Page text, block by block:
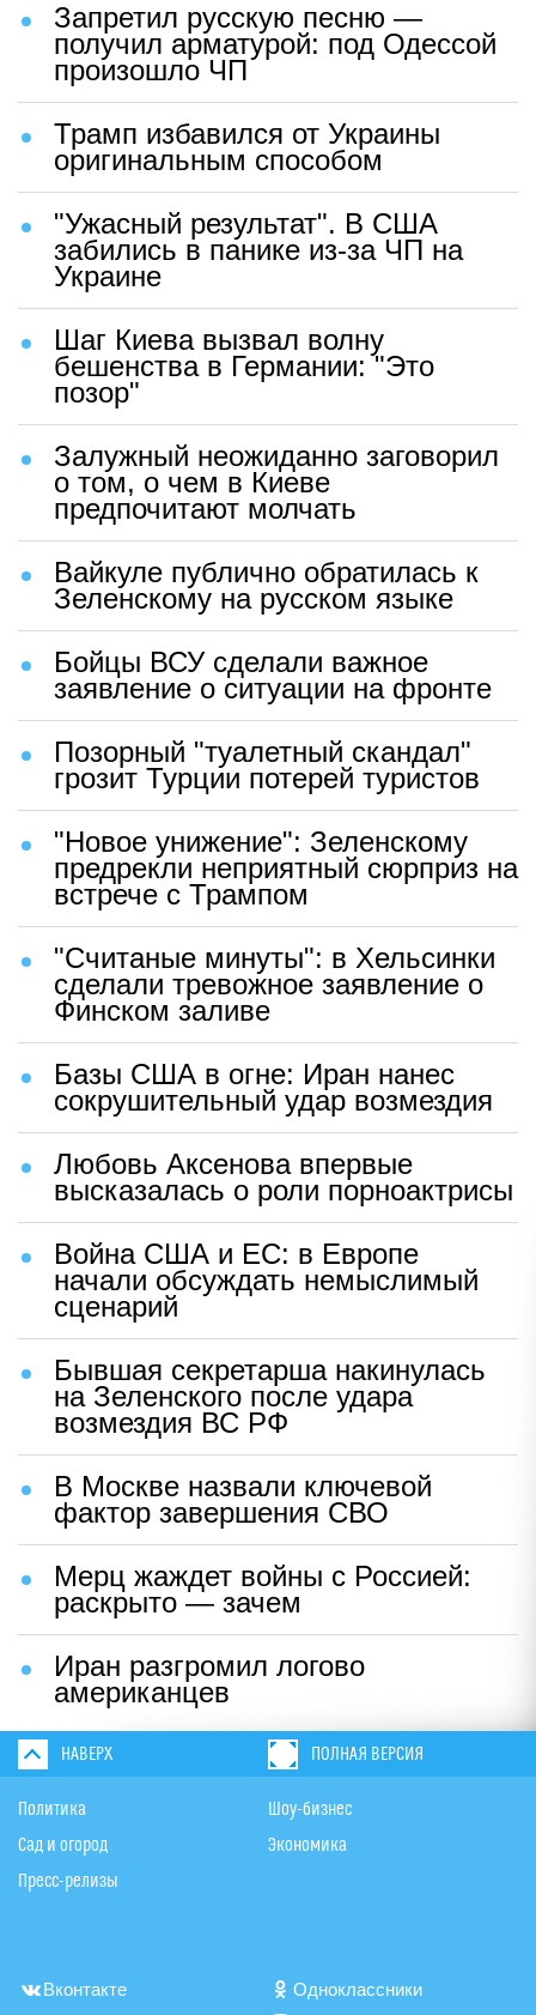
Запретил русскую песню —
получил арматурой: под Одессой
произошло ЧП
Трамп избавился от Украины
оригинальным способом
"Ужасный результат". В США
забились в панике из-за ЧП на
Украине
Шаг Киева вызвал волну
бешенства в Германии: "Это
позор"
Залужный неожиданно заговорил
о том, о чем в Киеве
предпочитают молчать
Вайкуле публично обратилась к
Зеленскому на русском языке
Бойцы ВСУ сделали важное
заявление о ситуации на фронте
Позорный "туалетный скандал"
грозит Турции потерей туристов
"Новое унижение": Зеленскому
предрекли неприятный сюрприз на
встрече с Трампом
"Считаные минуты": в Хельсинки
сделали тревожное заявление о
Финском заливе
Базы США в огне: Иран нанес
сокрушительный удар возмездия
Любовь Аксенова впервые
высказалась о роли порноактрисы
Война США и ЕС: в Европе
начали обсуждать немыслимый
сценарий
Бывшая секретарша накинулась
на Зеленского после удара
возмездия ВС РФ
В Москве назвали ключевой
фактор завершения СВО
Мерц жаждет войны с Россией:
раскрыто — зачем
Иран разгромил логово
американцев
НАВЕРХ ПОЛНАЯ ВЕРСИЯ
Политика
Сад и огород
Пресс-релизы
Шоу-бизнес
Экономика
Вконтакте Одноклассники